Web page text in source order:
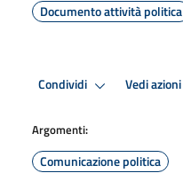
Documento attività politica
Condividi Vedi azioni
Argomenti:
Comunicazione politica